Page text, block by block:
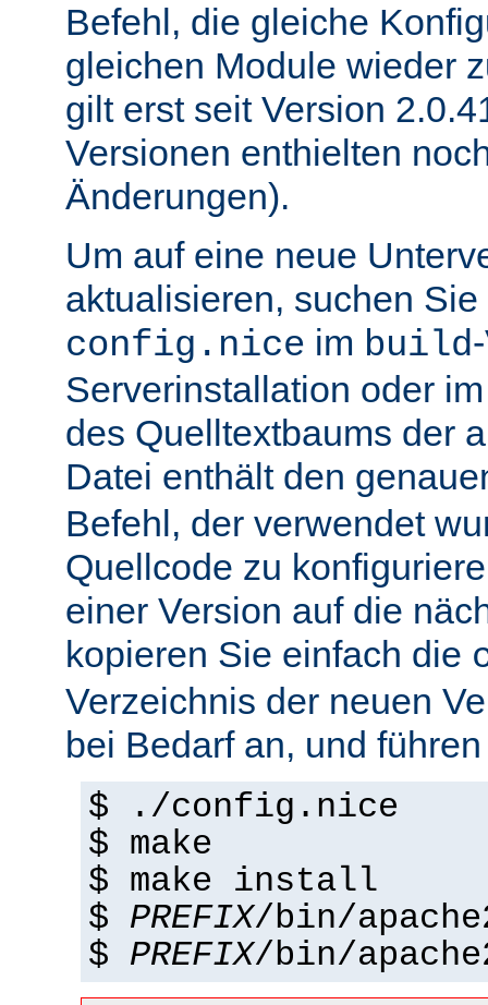
Befehl, die gleiche
gleichen Module wieder
gilt erst seit Version
Versionen enthielten
Änderungen).
Um auf eine neue
aktualisieren, suchen
config.nice im build
Serverinstallation oder
des Quelltextbaums der
Datei enthält den
Befehl, der verwendet
Quellcode zu
einer Version auf die
kopieren Sie einfach die
Verzeichnis der neuen
bei Bedarf an, und
$ ./config.nice
$ make
$ make install
$ PREFIX/bin/
$ PREFIX/bin/